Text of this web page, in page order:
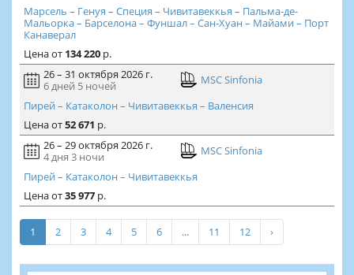
Марсель – Генуя – Специя – Чивитавеккья – Пальма-де-
Мальорка – Барселона – Фуншал – Сан-Хуан – Майами – Порт
Канаверал
Ценаот 134 220р.
26 – 31 октября 2026 г.
6 дней 5 ночей
MSC Sinfonia
Пирей – Катаколон – Чивитавеккья – Валенсия
Ценаот52 671 р.
26 – 29 октября 2026 г.
4 дня 3 ночи
MSC Sinfonia
Пирей – Катаколон – Чивитавеккья
Ценаот35 977р.
1 2 3 4 5 6 ... 11 12 ›